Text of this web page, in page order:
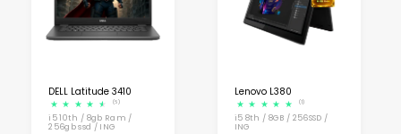
DELL Latitude 3410
(6)
i5 10th / 8gb Ram /
256gb ssd / ING
Lenovo L380
(1)
i5 8th / 8GB / 256SSD /
ING